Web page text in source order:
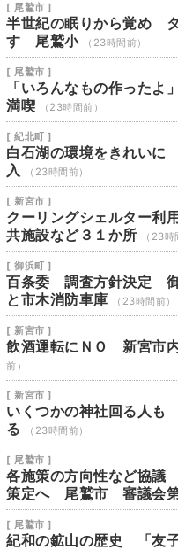
[ 尾鷲市 ]
半世紀の眠りから覚め
す 尾鷲小
（23時間前）
[ 尾鷲市 ]
「いろんなもの作った
満喫
（23時間前）
[ 紀北町 ]
白石湖の環境をきれい
入
（23時間前）
[ 新宮市 ]
クーリングシェルター
共施設など３１か所
（23時
[ 御浜町 ]
百条委 調査方針決定
と市木消防車庫
（23時間前）
[ 新宮市 ]
飲酒運転にＮＯ 新宮市
前）
[ 新宮市 ]
いくつかの神社回る人
る
（23時間前）
[ 尾鷲市 ]
各施策の方向性など協議
策定へ 尾鷲市 審議会
[ 尾鷲市 ]
紀和の鉱山の歴史 「友